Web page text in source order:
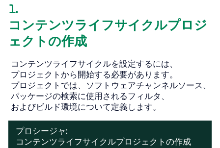
1.
コンテンツライフサイクルプロジ
ェクトの作成
コンテンツライフサイクルを設定するには、
プロジェクトから開始する必要があります。
プロジェクトでは、ソフトウェアチャンネルソース、
パッケージの検索に使用されるフィルタ、
およびビルド環境について定義します。
プロシージャ:
コンテンツライフサイクルプロジェクトの作成